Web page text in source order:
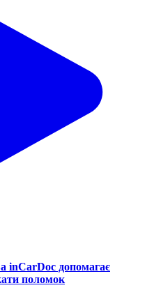
inCarDoc допомагає
поломок